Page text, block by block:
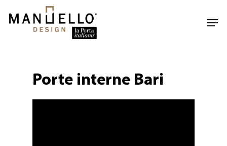
main
Porte interne Bari